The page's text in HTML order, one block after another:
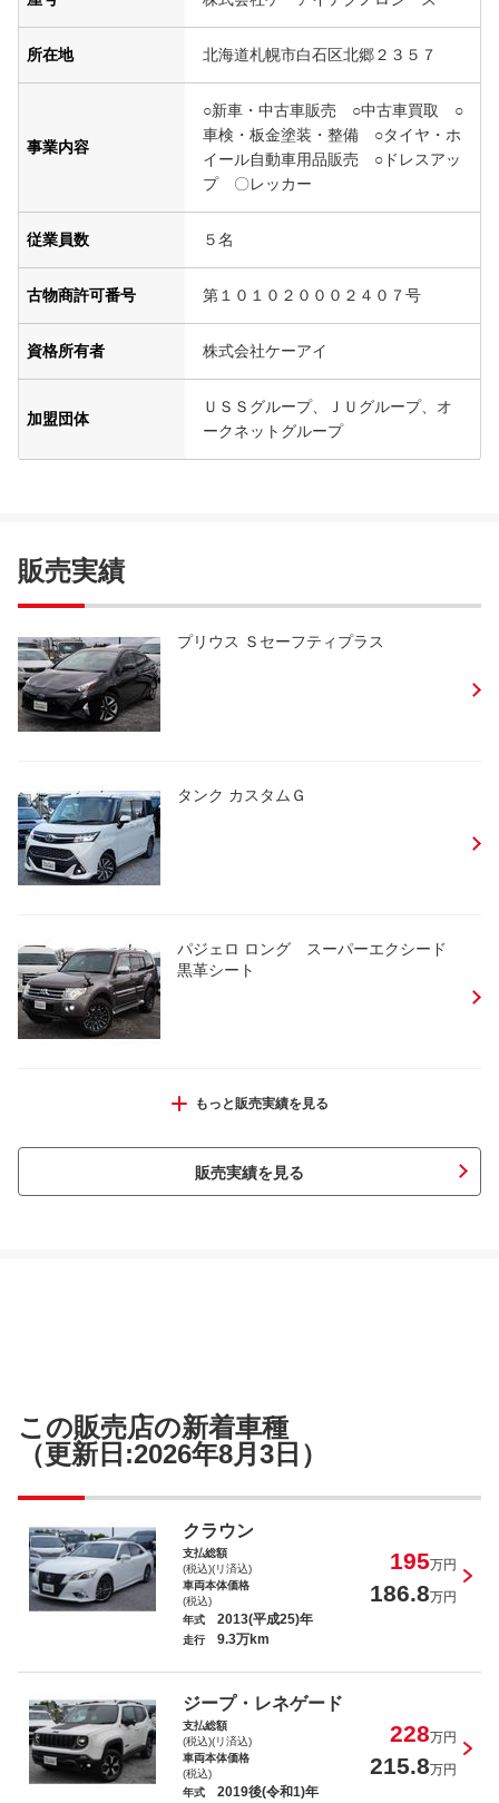
所在地 北海道札幌市白石区北郷２３５７
事業内容
○新車・中古車販売 ○中古車買取 ○
車検・板金塗装・整備 ○タイヤ・ホ
イール自動車用品販売 ○ドレスアッ
プ 〇レッカー
従業員数 ５名
古物商許可番号 第１０１０２０００２４０７号
資格所有者 株式会社ケーアイ
加盟団体
ＵＳＳグループ、ＪＵグループ、オ
ークネットグループ
販売実績
プリウス Ｓセーフティプラス
タンク カスタムＧ
パジェロ ロング スーパーエクシード
黒革シート
ハイエースバン ロングワイドスーパー
ハイエースバン スーパーＧＬ ダークプライ
ムＩＩ登録済未使用車
デリカミニ Ｔ プレミアム
ＬＳ ＬＳ６００ｈ バージョンＬ
もっと販売実績を見る
販売実績を見る
この販売店の新着車種
（更新日:2026年8月3日）
クラウン
支払総額
(税込)(リ済込)
195万円
車両本体価格
(税込)
186.8万円
年式 2013(平成25)年
走行 9.3万km
ジープ・レネゲード
支払総額
(税込)(リ済込)
228万円
車両本体価格
(税込)
215.8万円
年式 2019後(令和1)年